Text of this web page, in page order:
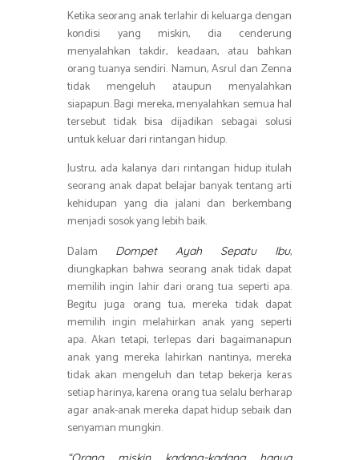
Ketika seorang anak terlahir di keluarga dengan
kondisi yang miskin, dia cenderung
menyalahkan takdir, keadaan, atau bahkan
orang tuanya sendiri. Namun, Asrul dan Zenna
tidak mengeluh ataupun menyalahkan
siapapun. Bagi mereka, menyalahkan semua hal
tersebut tidak bisa dijadikan sebagai solusi
untuk keluar dari rintangan hidup.
Justru, ada kalanya dari rintangan hidup itulah
seorang anak dapat belajar banyak tentang arti
kehidupan yang dia jalani dan berkembang
menjadi sosok yang lebih baik.
Dalam
Dompet Ayah Sepatu Ibu,
diungkapkan bahwa seorang anak tidak dapat
memilih ingin lahir dari orang tua seperti apa.
Begitu juga orang tua, mereka tidak dapat
memilih ingin melahirkan anak yang seperti
apa. Akan tetapi, terlepas dari bagaimanapun
anak yang mereka lahirkan nantinya, mereka
tidak akan mengeluh dan tetap bekerja keras
setiap harinya, karena orang tua selalu berharap
agar anak-anak mereka dapat hidup sebaik dan
senyaman mungkin.